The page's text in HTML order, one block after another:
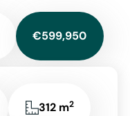
€599,950
312 m2